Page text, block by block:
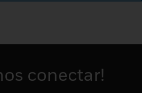
conectar!